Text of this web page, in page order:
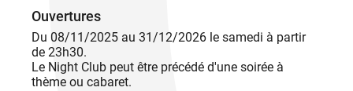
Chaque samedi, le CAB 07 vous ouvre les portes de
son Night Club à partir de 23h30 pour une nuit de
fête en immersion totale
Cette soirée club peut être précédée d’un dîner-
spectacle cabaret ou d’une soirée à thème (SBK,
Ouvertures
Du 08/11/2025 au 31/12/2026 le samedi à partir
de 23h30.
Le Night Club peut être précédé d'une soirée à
thème ou cabaret.